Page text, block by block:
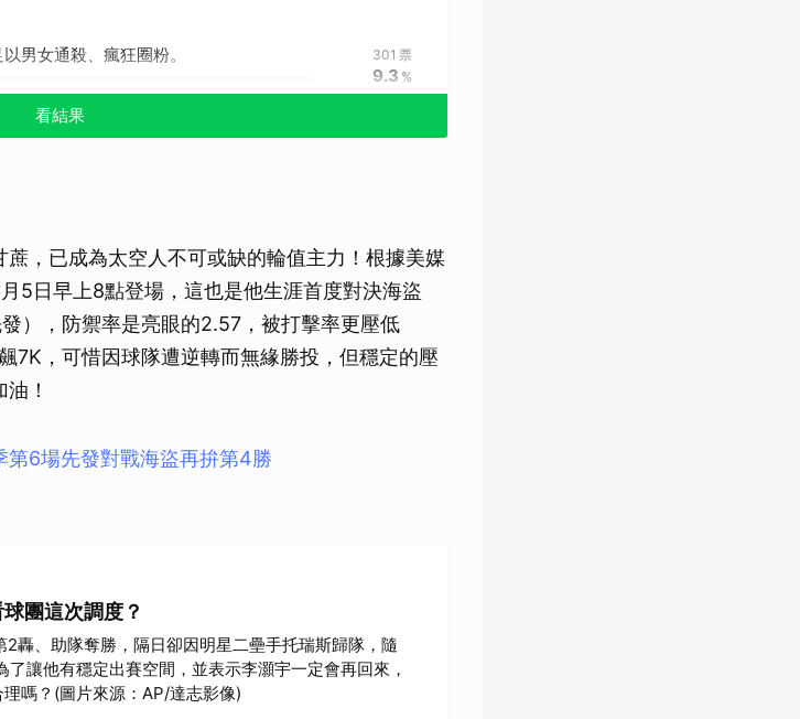
男女通殺、瘋狂圈粉。 301 票
9.3 %
看結果
，已成為太空人不可或缺的輪值主力！根據美媒
5日早上8點登場，這也是他生涯首度對決海盜
），防禦率是亮眼的2.57，被打擊率更壓低
7K，可惜因球隊遭逆轉而無緣勝投，但穩定的壓
！
6場先發對戰海盜再拚第4勝
團這次調度？
轟、助隊奪勝，隔日卻因明星二壘手托瑞斯歸隊，隨
讓他有穩定出賽空間，並表示李灝宇一定會再回來，
嗎？(圖片來源：AP/達志影像)